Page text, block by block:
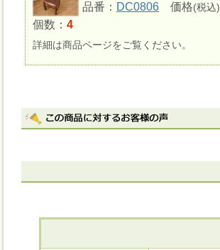
品番： DC0806 価格(税込)
個数： 4
詳細は商品ページをご覧ください。